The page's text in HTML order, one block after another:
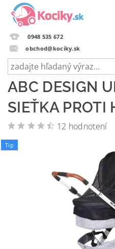
0948 535 672
obchod@kociky.sk
ABC DESIGN
SIEŤKA PROTI
12 hodnotení
Tip